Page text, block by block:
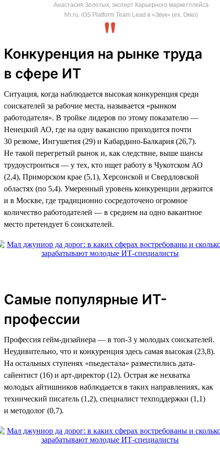
Анастасия Золотых, эксперт Карьерного маркетплейса
hh.ru, iOS Platform Team Lead в «Звук» (ex. Окко)
Конкуренция на рынке труда
в сфере ИТ
Ситуация, когда наблюдается высокая конкуренция среди
соискателей за рабочие места, называется «рынком
работодателя». В тройке лидеров по этому показателю —
Ненецкий АО, где на одну вакансию приходится почти
30 резюме, Ингушетия (29) и Кабардино-Балкария (26,7).
Не такой перегретый рынок и, как следствие, выше шансы
трудоустроиться — у тех, кто ищет работу в Чукотском АО
(2,4), Приморском крае (5,1), Херсонской и Свердловской
областях (по 5,4). Умеренный уровень конкуренции держится
и в Москве, где традиционно сосредоточено огромное
количество работодателей — в среднем на одно вакантное
место претендует 6 соискателей.
Самые популярные ИТ-
профессии
Профессия гейм-дизайнера — в топ-3 у молодых соискателей.
Неудивительно, что и конкуренция здесь самая высокая (23,8).
На остальных ступенях «пьедестала» разместились дата-
сайентист (16) и арт-директор (12). Острая же нехватка
молодых айтишников наблюдается в таких направлениях, как
технический писатель (1,2), специалист техподдержки (1,1)
и методолог (0,7).